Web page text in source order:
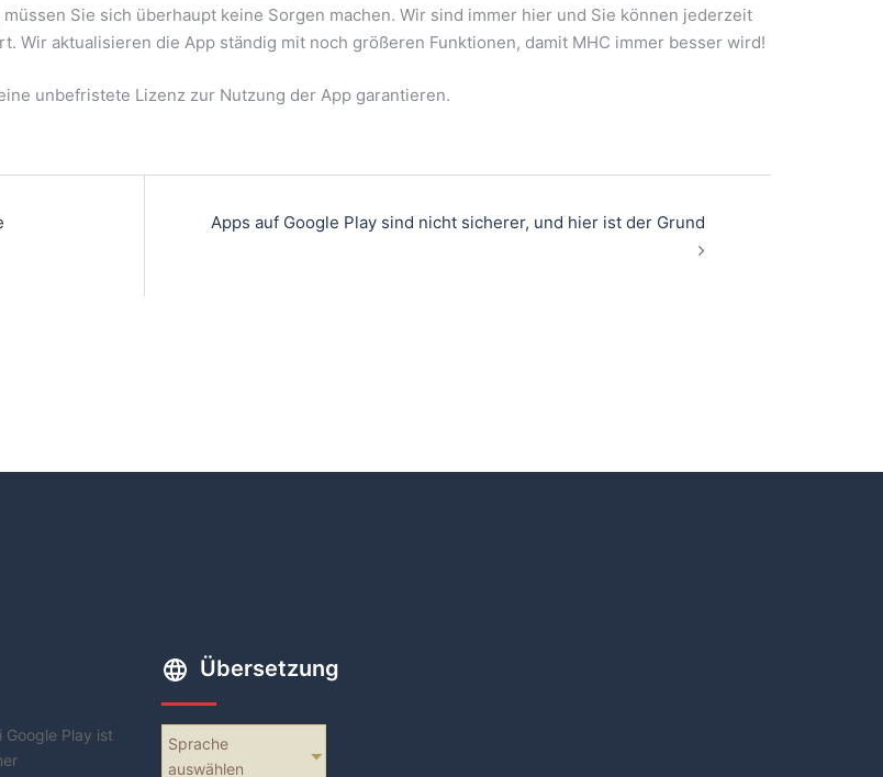
Sie sich überhaupt keine Sorgen machen. Wir sind immer hier und Sie können jederzeit
Wir aktualisieren die App ständig mit noch größeren Funktionen, damit MHC immer besser wird!
unbefristete Lizenz zur Nutzung der App garantieren.
Apps auf Google Play sind nicht sicherer, und hier ist der Grund
Play ist
Übersetzung
Sprache
auswählen